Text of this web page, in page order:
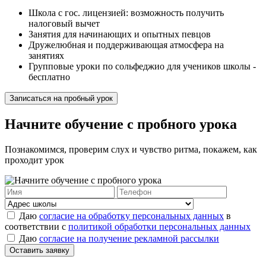
Школа с гос. лицензией: возможность получить
налоговый вычет
Занятия для начинающих и опытных певцов
Дружелюбная и поддерживающая атмосфера на
занятиях
Групповые уроки по сольфеджио для учеников школы -
бесплатно
Записаться на пробный урок
Начните обучение с пробного урока
Познакомимся, проверим слух и чувство ритма, покажем, как
проходит урок
Даю согласие на обработку персональных данных в
соответствии с политикой обработки персональных данных
Даю согласие на получение рекламной рассылки
Оставить заявку